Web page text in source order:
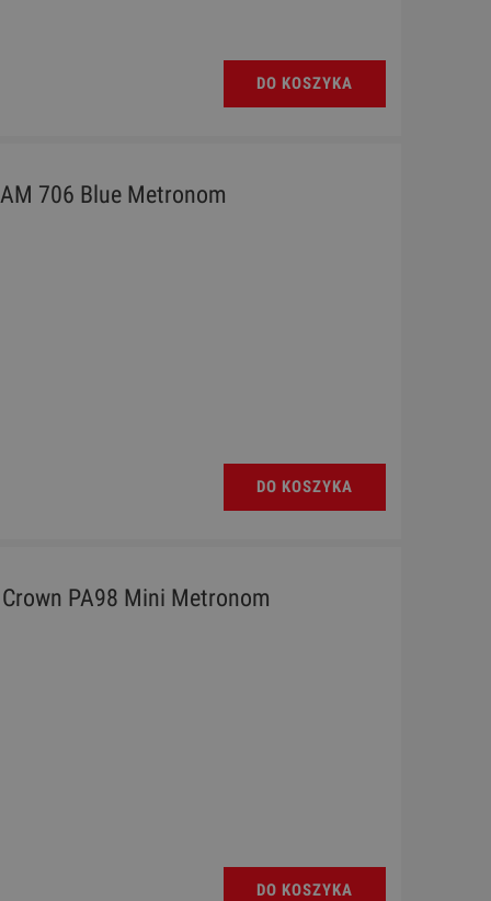
DO KOSZYKA
706 Blue Metronom
DO KOSZYKA
PA98 Mini Metronom
DO KOSZYKA